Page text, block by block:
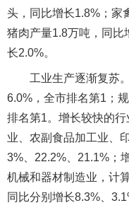
头，同比增长1.8%；家
猪肉产量1.8万吨，同比
长2.0%。
工业生产逐渐复苏
6.0%，全市排名第1；
排名第1。增长较快的
业、农副食品加工业、
3%、22.2%、21.1%；
机械和器材制造业，计
同比分别增长8.3%、